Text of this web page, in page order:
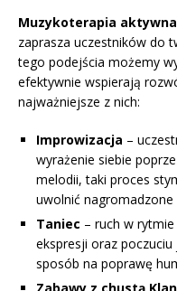
Muzykoterapia aktywna
zaprasza uczestników do
tego podejścia możemy
efektywnie wspierają
najważniejsze z nich:
Improwizacja –
wyrażenie siebie
melodii, taki proces
uwolnić
Taniec – ruch w
ekspresji oraz
sposób na poprawę